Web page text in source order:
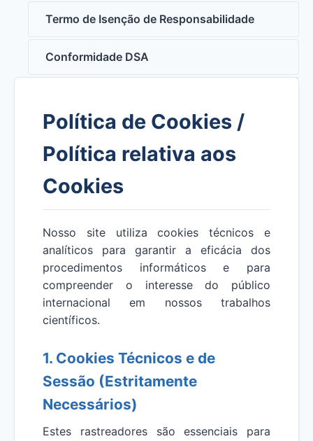
Termo de Isenção de Responsabilidade
Conformidade DSA
Política de Cookies /
Política relativa aos
Cookies
Nosso site utiliza cookies técnicos e
analíticos para garantir a eficácia dos
procedimentos informáticos e para
compreender o interesse do público
internacional em nossos trabalhos
científicos.
1. Cookies Técnicos e de
Sessão (Estritamente
Necessários)
Estes rastreadores são essenciais para